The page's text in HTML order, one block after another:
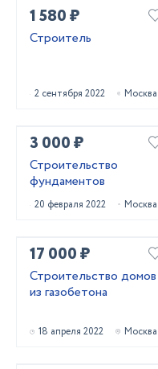
1 580 ₽
Строитель
2 сентября 2022 Москва
3 000 ₽
Строительство
фундаментов
20 февраля 2022 Москва
17 000 ₽
Строительство домов
из газобетона
18 апреля 2022 Москва